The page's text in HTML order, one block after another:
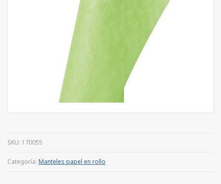
SKU: 170055
Categoría: Manteles papel en rollo